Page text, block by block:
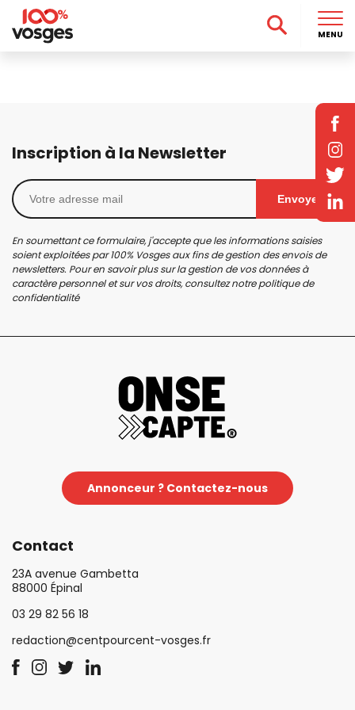
Inscription à la Newsletter
Envoyer
En soumettant ce formulaire, j'accepte que les informations saisies
soient exploitées par 100% Vosges aux fins de gestion des envois de
newsletters. Pour en savoir plus sur la gestion de vos données à
caractère personnel et sur vos droits, consultez notrepolitique de
confidentialité
Annonceur ? Contactez-nous
Contact
23A avenue Gambetta
88000 Épinal
03 29 82 56 18
redaction@centpourcent-vosges.fr
MENU